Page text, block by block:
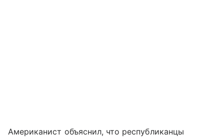
Американист объяснил, что республиканцы